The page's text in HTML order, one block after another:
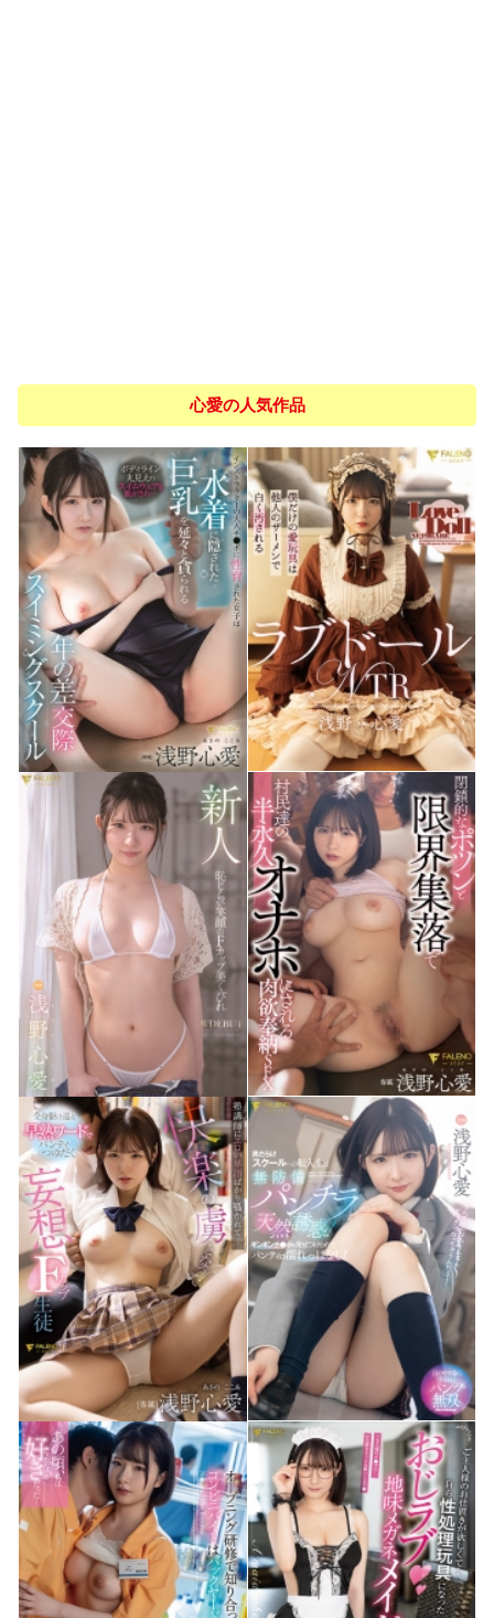
心愛の人気作品